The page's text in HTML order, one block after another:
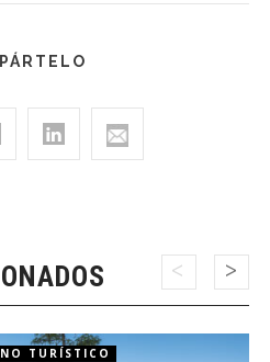
TURÍSTICO